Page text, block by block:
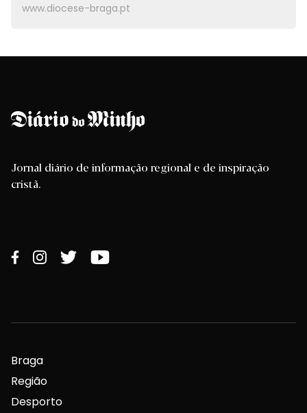
www.diocese-braga.pt
Jornal diário de informação regional e de inspiração
cristã.
Braga
Região
Desporto